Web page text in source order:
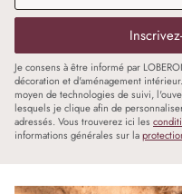
Je consens à être informé par
décoration et d'aménagement
moyen de technologies de suivi,
lesquels je clique afin de
adressés. Vous trouverez ici les
informations générales sur la